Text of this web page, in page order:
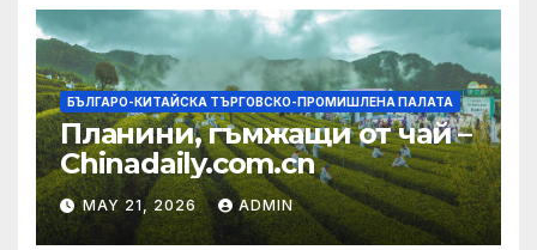
БЪЛГАРО-КИТАЙСКА ТЪРГОВСКО-ПРОМИШЛЕНА ПАЛАТА
Планини, гъмжащи от чай –
Chinadaily.com.cn
MAY 21, 2026 ADMIN